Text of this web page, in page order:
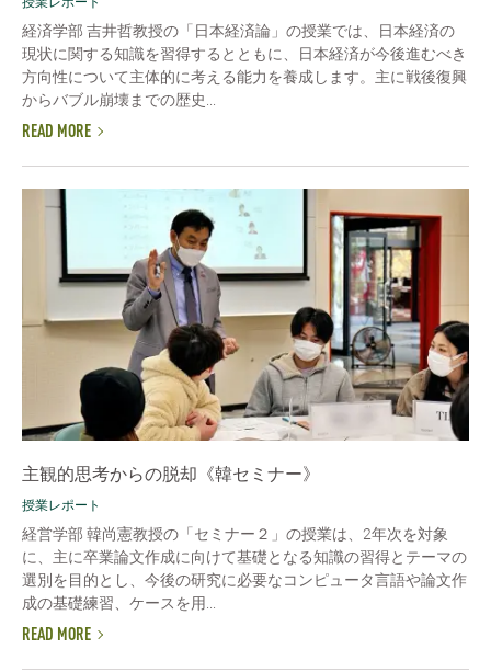
経済学部 吉井哲教授の「日本経済論」の授業では、日本経済の
現状に関する知識を習得するとともに、日本経済が今後進むべき
方向性について主体的に考える能力を養成します。主に戦後復興
からバブル崩壊までの歴史...
READ MORE
主観的思考からの脱却《韓セミナー》
授業レポート
経営学部 韓尚憲教授の「セミナー２」の授業は、2年次を対象
に、主に卒業論文作成に向けて基礎となる知識の習得とテーマの
選別を目的とし、今後の研究に必要なコンピュータ言語や論文作
成の基礎練習、ケースを用...
READ MORE